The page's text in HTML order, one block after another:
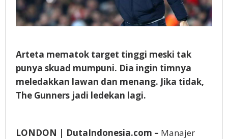
Arteta mematok target tinggi meski tak
punya skuad mumpuni. Dia ingin timnya
meledakkan lawan dan menang. Jika tidak,
The Gunners jadi ledekan lagi.
LONDON | DutaIndonesia.com – Manajer